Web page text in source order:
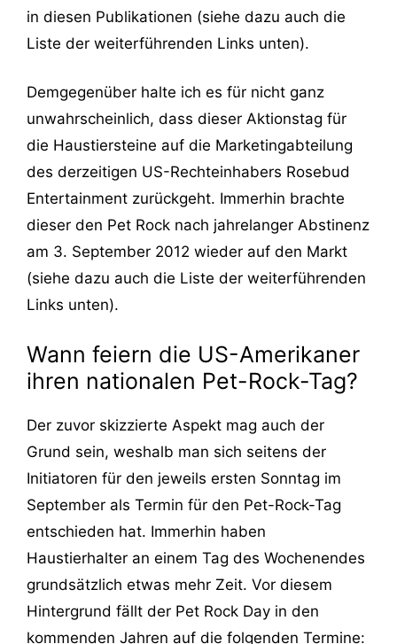
in diesen Publikationen (siehe dazu auch die
Liste der weiterführenden Links unten).
Demgegenüber halte ich es für nicht ganz
unwahrscheinlich, dass dieser Aktionstag für
die Haustiersteine auf die Marketingabteilung
des derzeitigen US-Rechteinhabers Rosebud
Entertainment zurückgeht. Immerhin brachte
dieser den Pet Rock nach jahrelanger Abstinenz
am 3. September 2012 wieder auf den Markt
(siehe dazu auch die Liste der weiterführenden
Links unten).
Wann feiern die US-Amerikaner
ihren nationalen Pet-Rock-Tag?
Der zuvor skizzierte Aspekt mag auch der
Grund sein, weshalb man sich seitens der
Initiatoren für den jeweils ersten Sonntag im
September als Termin für den Pet-Rock-Tag
entschieden hat. Immerhin haben
Haustierhalter an einem Tag des Wochenendes
grundsätzlich etwas mehr Zeit. Vor diesem
Hintergrund fällt der Pet Rock Day in den
kommenden Jahren auf die folgenden Termine: